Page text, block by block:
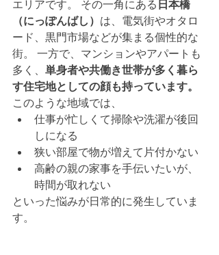
エリアです。 その一角にある 日本橋
（にっぽんばし） は、電気街やオタロ
ード、黒門市場などが集まる個性的な
街。 一方で、マンションやアパートも
多く、 単身者や共働き世帯が多く暮ら
す住宅地としての顔も持っています。
このような地域では、
仕事が忙しくて掃除や洗濯が後回
しになる
狭い部屋で物が増えて片付かない
高齢の親の家事を手伝いたいが、
時間が取れない
といった悩みが日常的に発生していま
す。